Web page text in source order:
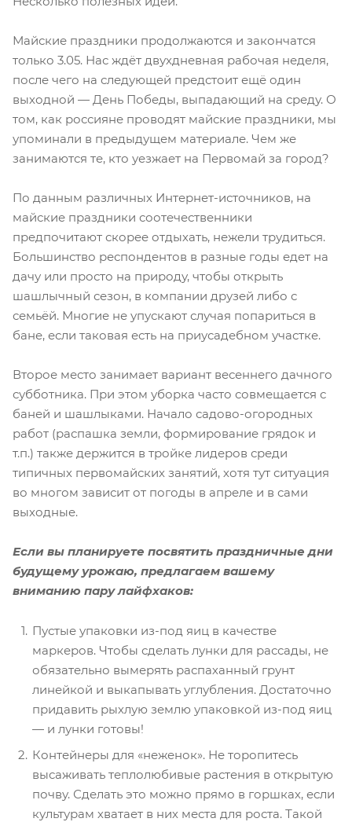
Майские праздники продолжаются и закончатся
только 3.05. Нас ждёт двухдневная рабочая неделя,
после чего на следующей предстоит ещё один
выходной — День Победы, выпадающий на среду. О
том, как россияне проводят майские праздники, мы
упоминали в предыдущем материале. Чем же
занимаются те, кто уезжает на Первомай за город?
По данным различных Интернет-источников, на
майские праздники соотечественники
предпочитают скорее отдыхать, нежели трудиться.
Большинство респондентов в разные годы едет на
дачу или просто на природу, чтобы открыть
шашлычный сезон, в компании друзей либо с
семьёй. Многие не упускают случая попариться в
бане, если таковая есть на приусадебном участке.
Второе место занимает вариант весеннего дачного
субботника. При этом уборка часто совмещается с
баней и шашлыками. Начало садово-огородных
работ (распашка земли, формирование грядок и
т.п.) также держится в тройке лидеров среди
типичных первомайских занятий, хотя тут ситуация
во многом зависит от погоды в апреле и в сами
выходные.
Если вы планируете посвятить праздничные дни
будущему урожаю, предлагаем вашему
вниманию пару лайфхаков:
Пустые упаковки из-под яиц в качестве
маркеров. Чтобы сделать лунки для рассады, не
обязательно вымерять распаханный грунт
линейкой и выкапывать углубления. Достаточно
придавить рыхлую землю упаковкой из-под яиц
— и лунки готовы!
Контейнеры для «неженок». Не торопитесь
высаживать теплолюбивые растения в открытую
почву. Сделать это можно прямо в горшках, если
культурам хватает в них места для роста. Такой